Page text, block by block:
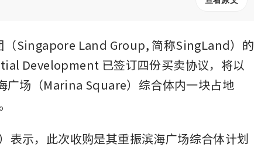
（Singapore Land Group, 简称SingLand）的
Development 已签订四份买卖协议，将以
广场（Marina Square）综合体内一块占地
表示，此次收购是其重振滨海广场综合体计划